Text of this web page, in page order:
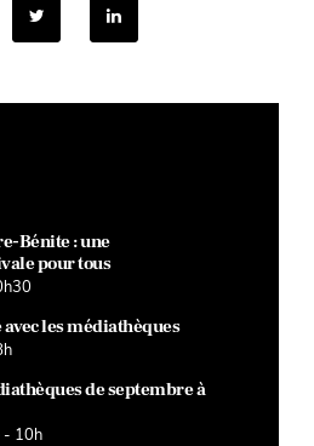
Bénite : une
pour tous
les médiathèques
de septembre à
- 10h